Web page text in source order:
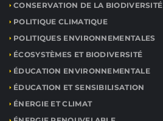
CONSERVATION DE LA BIODIVERSITÉ
POLITIQUE CLIMATIQUE
POLITIQUES ENVIRONNEMENTALES
ÉCOSYSTÈMES ET BIODIVERSITÉ
ÉDUCATION ENVIRONNEMENTALE
ÉDUCATION ET SENSIBILISATION
ÉNERGIE ET CLIMAT